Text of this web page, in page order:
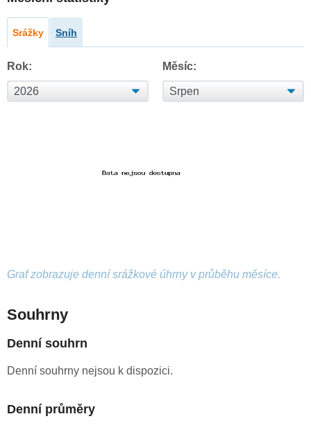
Srážky Sníh
Rok: Měsíc:
Graf zobrazuje denní srážkové úhrny v průběhu měsíce.
Souhrny
Denní souhrn
Denní souhrny nejsou k dispozici.
Denní průměry